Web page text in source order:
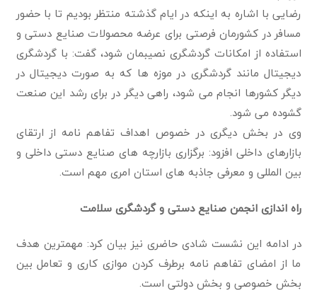
رضایی با اشاره به اینکه در ایام گذشته منتظر بودیم تا با حضور
مسافر در کشورمان فرصتی برای عرضه محصولات صنایع دستی و
استفاده از امکانات گردشگری نصیبمان شود، گفت: با گردشگری
دیجیتال مانند گردشگری در موزه ها که به صورت دیجیتال در
دیگر کشورها انجام می شود، راهی دیگر در برای رشد این صنعت
گشوده می شود.
وی در بخش دیگری در خصوص اهداف تفاهم نامه از ارتقای
بازارهای داخلی افزود: برگزاری بازارچه های صنایع دستی داخلی و
بین المللی و معرفی جاذبه های استان امری مهم است.
راه اندازی انجمن صنایع دستی و گردشگری سلامت
در ادامه این نشست شادی حاضری نیز بیان کرد: مهمترین هدف
ما از امضای تفاهم نامه برطرف کردن موازی کاری و تعامل بین
بخش خصوصی و بخش دولتی است.